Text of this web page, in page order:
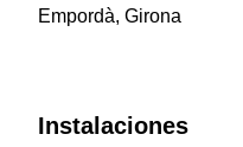
Empordà, Girona
Instalaciones